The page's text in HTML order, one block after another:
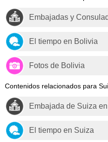
Embajadas y
El tiempo en Bolivia
Fotos de Bolivia
Contenidos relacionados para
Embajada de Suiza
El tiempo en Suiza